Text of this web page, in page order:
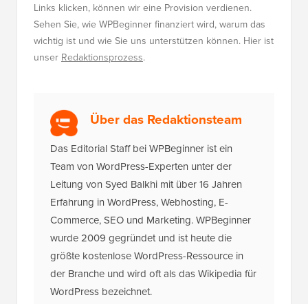
unterstützt. Das bedeutet, wenn Sie auf einige unserer
Links klicken, können wir eine Provision verdienen.
Sehen Sie, wie WPBeginner finanziert wird, warum das
wichtig ist und wie Sie uns unterstützen können. Hier ist
Das Editorial Staff bei WPBeginner ist ein
Team von WordPress-Experten unter der
Leitung von Syed Balkhi mit über 16 Jahren
Erfahrung in WordPress, Webhosting, E-
Commerce, SEO und Marketing. WPBeginner
wurde 2009 gegründet und ist heute die
größte kostenlose WordPress-Ressource in
der Branche und wird oft als das Wikipedia für